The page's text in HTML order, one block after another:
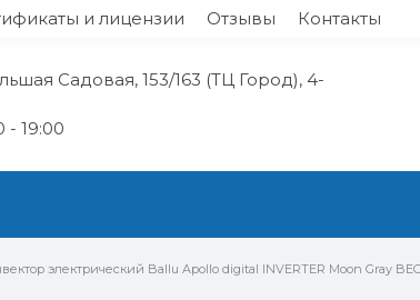
и лицензии Отзывы Контакты
Садовая, 153/163 (ТЦ Город), 4-
- 19:00
электрический Ballu Apollo digital INVERTER Moon Gray